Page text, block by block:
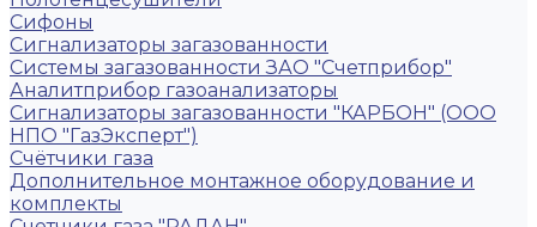
Сифоны
Сигнализаторы загазованности
Системы загазованности ЗАО "Счетприбор"
Аналитприбор газоанализаторы
Сигнализаторы загазованности "КАРБОН" (ООО
НПО "ГазЭксперт")
Счётчики газа
Дополнительное монтажное оборудование и
комплекты